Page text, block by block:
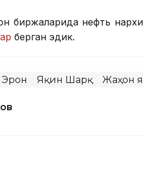
биржаларида нефть нархи
берган эдик.
Эрон Яқин Шарқ Жаҳон